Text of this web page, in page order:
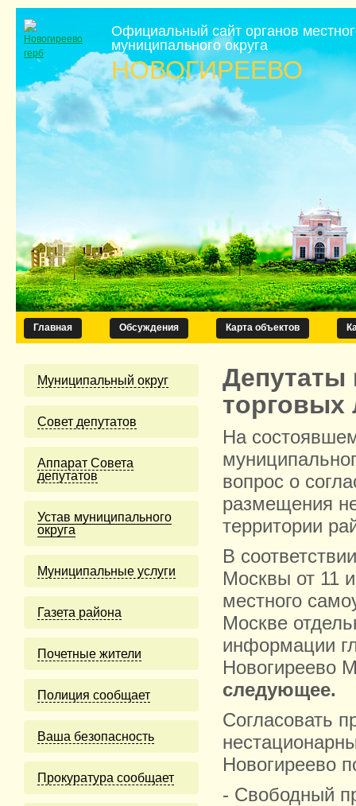
Официальный сайт органов
муниципального округа
НОВОГИРЕЕВО
Главная Обсуждения Карта объектов
Муниципальный округ
Cовет депутатов
Аппарат Совета
депутатов
Устав муниципального
округа
Муниципальные услуги
Газета района
Почетные жители
Полиция сообщает
Ваша безопасность
Прокуратура сообщает
Депутаты
торговых
На
вопрос о
размещения
территории
В
Москвы от 11
местного
Москве
информации
Новогиреево
следующее.
Согласовать
Новогиреево
- Свободный